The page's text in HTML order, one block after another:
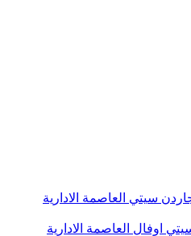
سيتي العاصمة الادارية
اوفال العاصمة الادارية